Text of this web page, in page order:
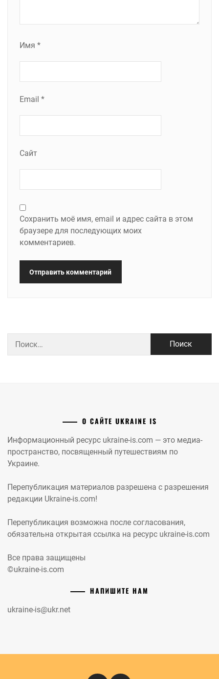
Имя *
Email *
Сайт
Сохранить моё имя, email и адрес сайта в этом
браузере для последующих моих
комментариев.
О САЙТЕ UKRAINE IS
Информационный ресурс ukraine-is.com — это медиа-
пространство, посвященный путешествиям по
Украине.
Перепубликация материалов разрешена с разрешения
редакции Ukraine-is.com!
Перепубликация возможна после согласования,
обязательна открытая ссылка на ресурс ukraine-is.com
Все права защищены
©ukraine-is.com
НАПИШИТЕ НАМ
ukraine-is@ukr.net